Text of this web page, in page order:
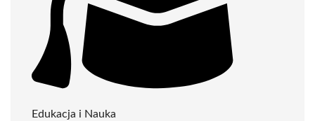
Edukacja i Nauka